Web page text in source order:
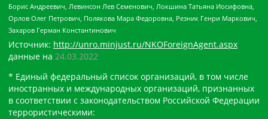
Борис Андреевич, Левинсон Лев Семенович, Локшина Татьяна Иосифовна,
Орлов Олег Петрович, Полякова Мара Федоровна, Резник Генри Маркович,
Захаров Герман Константинович
Источник: http://unro.minjust.ru/NKOForeignAgent.aspx
данные на 24.03.2022
* Единый федеральный список организаций, в том числе
иностранных и международных организаций, признанных
в соответствии с законодательством Российской Федерации
террористическими: